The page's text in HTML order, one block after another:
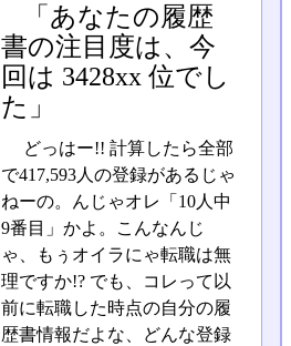
「あなたの履歴
書の注目度は、今
回は 3428xx 位でし
た」
どっはー!! 計算したら全部
で417,593人の登録があるじゃ
ねーの。んじゃオレ「10人中
9番目」かよ。こんなんじ
ゃ、もぅオイラにゃ転職は無
理ですか!? でも、コレって以
前に転職した時点の自分の履
歴書情報だよな、どんな登録